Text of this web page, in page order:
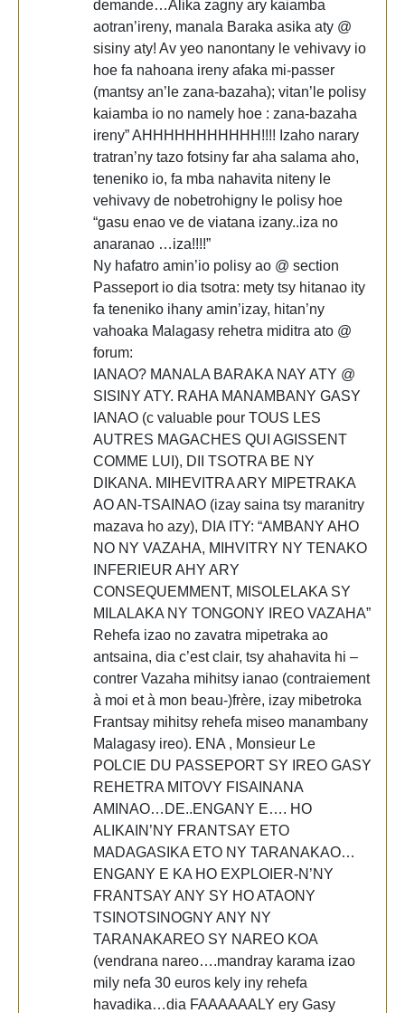
demande…Alika zagny ary kaiamba
aotran’ireny, manala Baraka asika aty @
sisiny aty! Av yeo nanontany le vehivavy io
hoe fa nahoana ireny afaka mi-passer
(mantsy an’le zana-bazaha); vitan’le polisy
kaiamba io no namely hoe : zana-bazaha
ireny” AHHHHHHHHHHH!!!! Izaho narary
tratran’ny tazo fotsiny far aha salama aho,
teneniko io, fa mba nahavita niteny le
vehivavy de nobetrohigny le polisy hoe
“gasu enao ve de viatana izany..iza no
anaranao …iza!!!!”
Ny hafatro amin’io polisy ao @ section
Passeport io dia tsotra: mety tsy hitanao ity
fa teneniko ihany amin’izay, hitan’ny
vahoaka Malagasy rehetra miditra ato @
forum:
IANAO? MANALA BARAKA NAY ATY @
SISINY ATY. RAHA MANAMBANY GASY
IANAO (c valuable pour TOUS LES
AUTRES MAGACHES QUI AGISSENT
COMME LUI), DII TSOTRA BE NY
DIKANA. MIHEVITRA ARY MIPETRAKA
AO AN-TSAINAO (izay saina tsy maranitry
mazava ho azy), DIA ITY: “AMBANY AHO
NO NY VAZAHA, MIHVITRY NY TENAKO
INFERIEUR AHY ARY
CONSEQUEMMENT, MISOLELAKA SY
MILALAKA NY TONGONY IREO VAZAHA”
Rehefa izao no zavatra mipetraka ao
antsaina, dia c’est clair, tsy ahahavita hi –
contrer Vazaha mihitsy ianao (contraiement
à moi et à mon beau-)frère, izay mibetroka
Frantsay mihitsy rehefa miseo manambany
Malagasy ireo). ENA , Monsieur Le
POLCIE DU PASSEPORT SY IREO GASY
REHETRA MITOVY FISAINANA
AMINAO…DE..ENGANY E…. HO
ALIKAIN’NY FRANTSAY ETO
MADAGASIKA ETO NY TARANAKAO…
ENGANY E KA HO EXPLOIER-N’NY
FRANTSAY ANY SY HO ATAONY
TSINOTSINOGNY ANY NY
TARANAKAREO SY NAREO KOA
(vendrana nareo….mandray karama izao
mily nefa 30 euros kely iny rehefa
havadika…dia FAAAAAALY ery Gasy